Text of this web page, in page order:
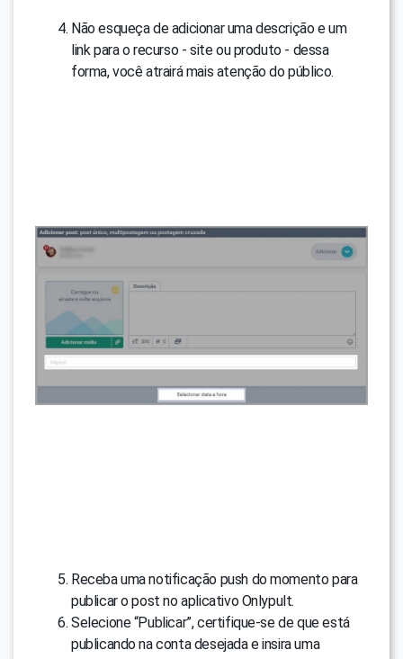
Não esqueça de adicionar uma descrição e um
link para o recurso - site ou produto - dessa
forma, você atrairá mais atenção do público.
Receba uma notificação push do momento para
publicar o post no aplicativo Onlypult.
Selecione “Publicar”, certifique-se de que está
publicando na conta desejada e insira uma